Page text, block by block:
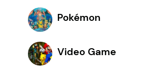
Pokémon
Video Game